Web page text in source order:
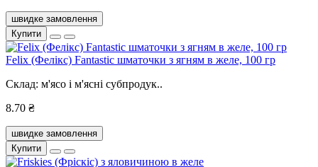
швидке замовлення
Купити
Felix (Фелікс) Fantastic шматочки з ягням в желе, 100 гр
Склад: м'ясо і м'ясні субпродук..
8.70 ₴
швидке замовлення
Купити